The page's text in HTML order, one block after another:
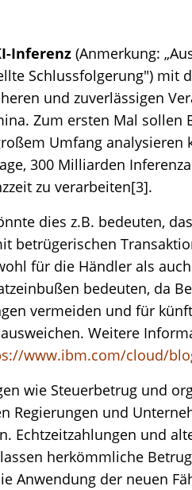
Inferenz (Anmerkung:
Schlussfolgerung") mit
und zuverlässigen
Zum ersten Mal sollen
Umfang analysieren
300 Milliarden
zu verarbeiten[3].
dies z.B. bedeuten,
betrügerischen
für die Händler als
bedeuten, da
vermeiden und für
Weitere
www.ibm.com/cloud/
wie Steuerbetrug und
Regierungen und
Echtzeitzahlungen und
herkömmliche
Anwendung der neuen